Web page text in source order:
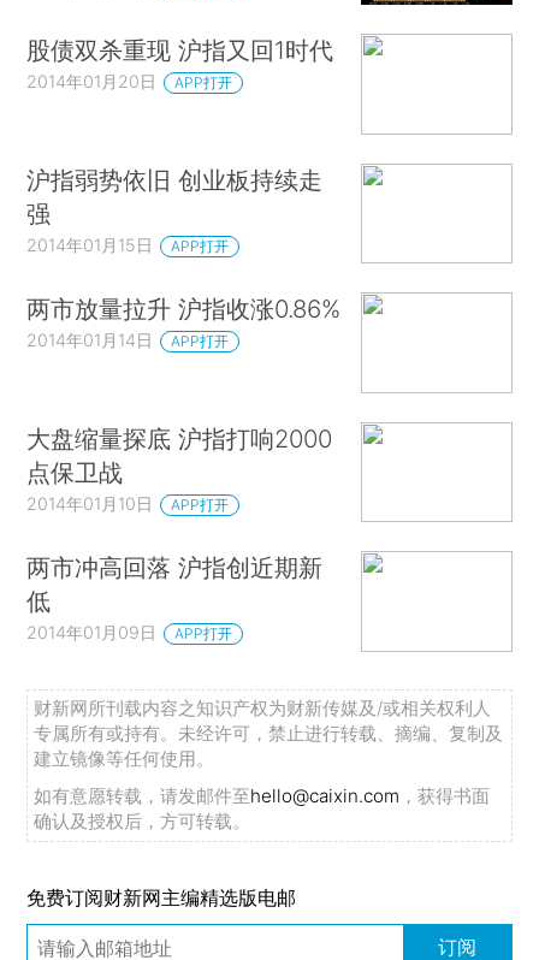
股债双杀重现 沪指又回1时代
2014年01月20日 APP打开
沪指弱势依旧 创业板持续走
强
2014年01月15日 APP打开
两市放量拉升 沪指收涨0.86%
2014年01月14日 APP打开
大盘缩量探底 沪指打响2000
点保卫战
2014年01月10日 APP打开
两市冲高回落 沪指创近期新
低
2014年01月09日 APP打开
财新网所刊载内容之知识产权为财新传媒及/或相关权利人
专属所有或持有。未经许可，禁止进行转载、摘编、复制及
建立镜像等任何使用。
如有意愿转载，请发邮件至hello@caixin.com ，获得书面
确认及授权后，方可转载。
免费订阅财新网主编精选版电邮
订阅